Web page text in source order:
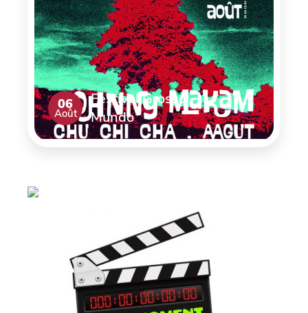
06
Août
Festival Grosso
Mundo